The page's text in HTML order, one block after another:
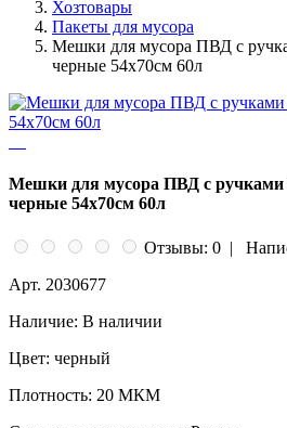
Хозтовары
Пакеты для мусора
Мешки для мусора ПВД с
черные 54x70см 60л
Мешки для мусора ПВД с
черные 54x70см 60л
Отзывы: 0 |
Арт. 2030677
Наличие: В наличии
Цвет: черный
Плотность: 20 МКМ